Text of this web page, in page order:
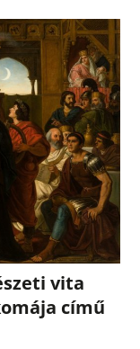
vita
című